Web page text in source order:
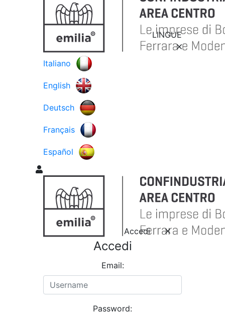
LINGUE
Italiano
English
Deutsch
Français
Español
Accedi
Accedi
Email:
Password: